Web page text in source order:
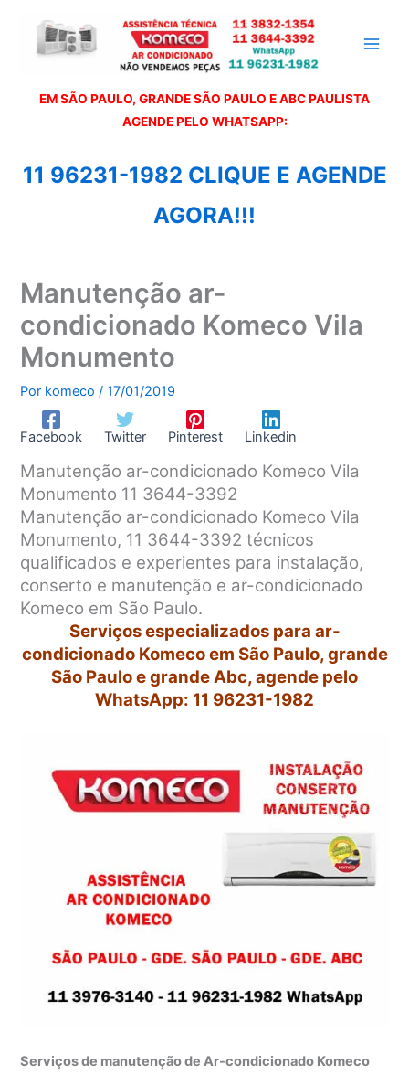
EM SÃO PAULO, GRANDE SÃO PAULO E ABC PAULISTA
AGENDE PELO WHATSAPP:
11 96231-1982 CLIQUE E AGENDE
AGORA!!!
Manutenção ar-
condicionado Komeco Vila
Monumento
Por komeco/17/01/2019
Facebook Twitter Pinterest Linkedin
Manutenção ar-condicionado Komeco Vila
Monumento 11 3644-3392
Manutenção ar-condicionado Komeco Vila
Monumento, 11 3644-3392 técnicos
qualificados e experientes para instalação,
conserto e manutenção e ar-condicionado
Komeco em São Paulo.
Serviços especializados para ar-
condicionado Komeco em São Paulo, grande
São Paulo e grande Abc, agende pelo
WhatsApp: 11 96231-1982
Serviços de manutenção de Ar-condicionado Komeco